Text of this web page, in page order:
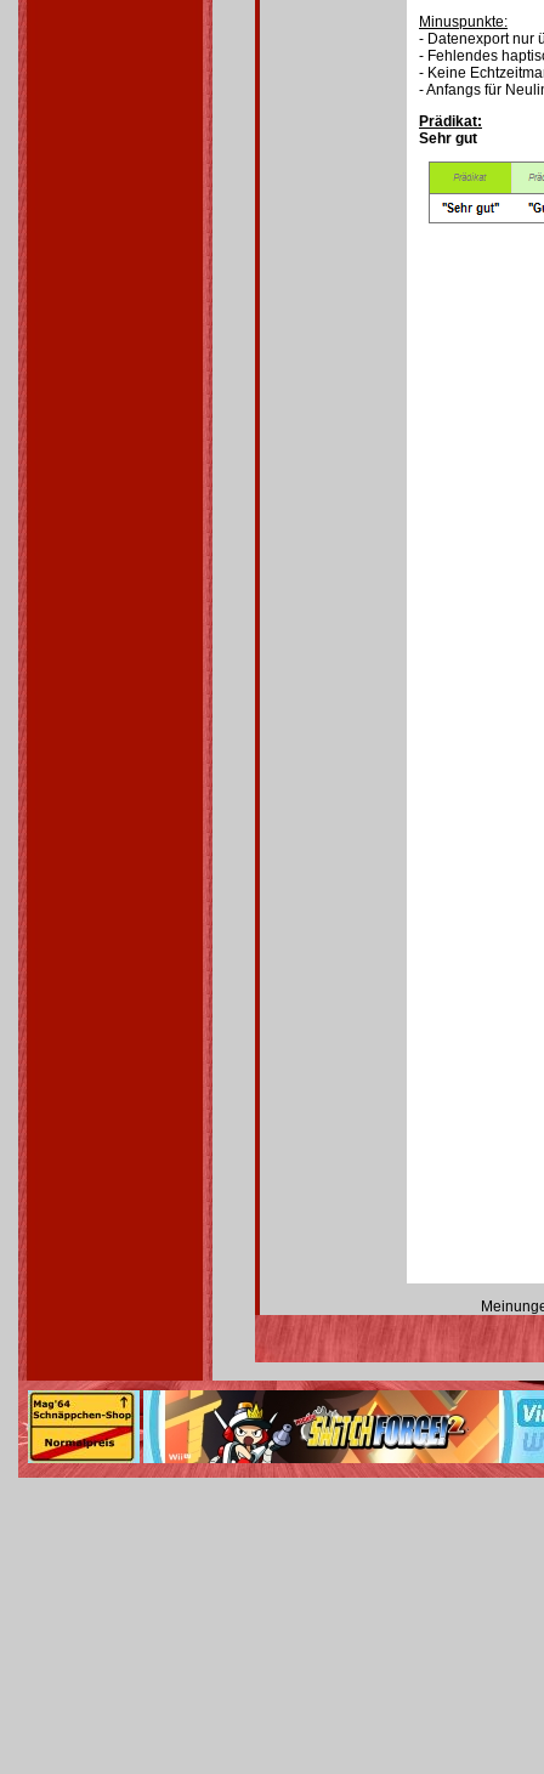
Minuspunkte:
- Datenexport nur
- Fehlendes
- Keine
- Anfangs für
Prädikat:
Sehr gut